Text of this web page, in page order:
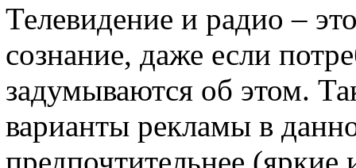
Телевидение и радио –
сознание, даже если
задумываются об этом.
варианты рекламы в
предпочтительнее